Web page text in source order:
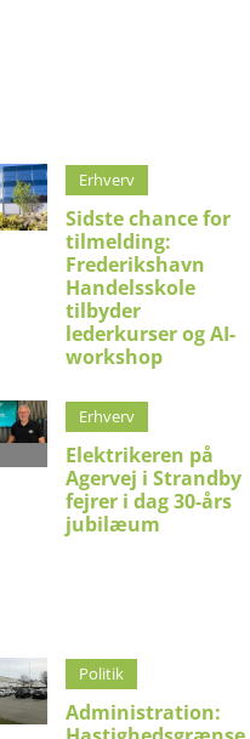
Erhverv
Sidste chance for
tilmelding:
Frederikshavn
Handelsskole
tilbyder
lederkurser og AI-
workshop
Erhverv
Elektrikeren på
Agervej i Strandby
fejrer i dag 30-års
jubilæum
Politik
Administration: